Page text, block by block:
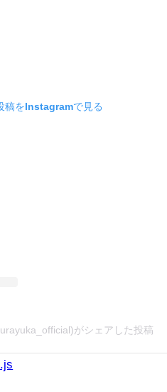
稿をInstagramで見る
がシェアした投稿